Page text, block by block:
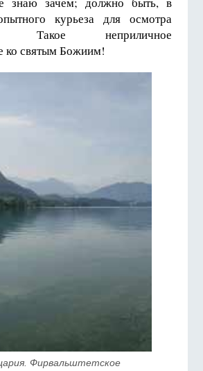
курьеза для осмотра
Такое неприличное
ко святым Божиим!
Фирвальштетское